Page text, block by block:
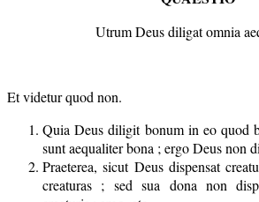
Utrum Deus diligat omnia
Et videtur quod non.
Quia Deus diligit bonum in eo quod
sunt aequaliter bona ; ergo Deus non
Praeterea, sicut Deus dispensat
creaturas ; sed sua dona non